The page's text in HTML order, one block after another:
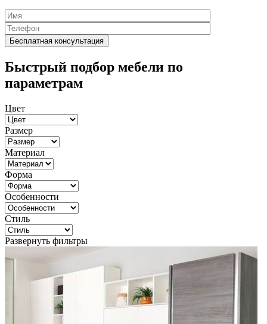
Быстрый подбор мебели по
параметрам
Цвет
Размер
Материал
Форма
Особенности
Стиль
Развернуть фильтры